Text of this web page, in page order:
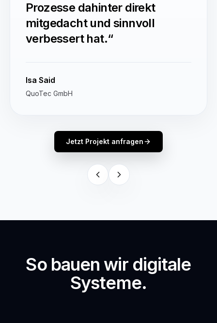
Prozesse dahinter direkt
mitgedacht und sinnvoll
verbessert hat.“
Isa Said
QuoTec GmbH
Jetzt Projekt anfragen
So bauen wir digitale
Systeme.